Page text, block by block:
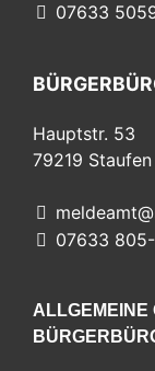
07633
Hauptstr. 53
79219 Staufen
07633
ALLGEMEINE